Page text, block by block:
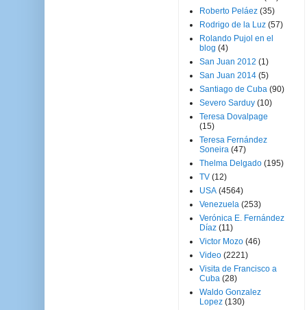
Roberto Peláez (35)
Rodrigo de la Luz (57)
Rolando Pujol en el
blog (4)
San Juan 2012 (1)
San Juan 2014 (5)
Santiago de Cuba (90)
Severo Sarduy (10)
Teresa Dovalpage
(15)
Teresa Fernández
Soneira (47)
Thelma Delgado (195)
TV (12)
USA (4564)
Venezuela (253)
Verónica E. Fernández
Díaz (11)
Victor Mozo (46)
Video (2221)
Visita de Francisco a
Cuba (28)
Waldo Gonzalez
Lopez (130)